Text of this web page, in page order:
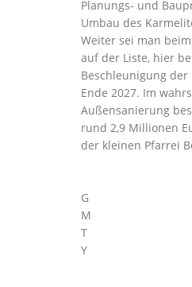
Planungs- und
Umbau des
Weiter sei man
auf der Liste, hier
Beschleunigung
Ende 2027. Im
Außensanierung
rund 2,9 Millionen
der kleinen Pfarrei
G
M
T
Y